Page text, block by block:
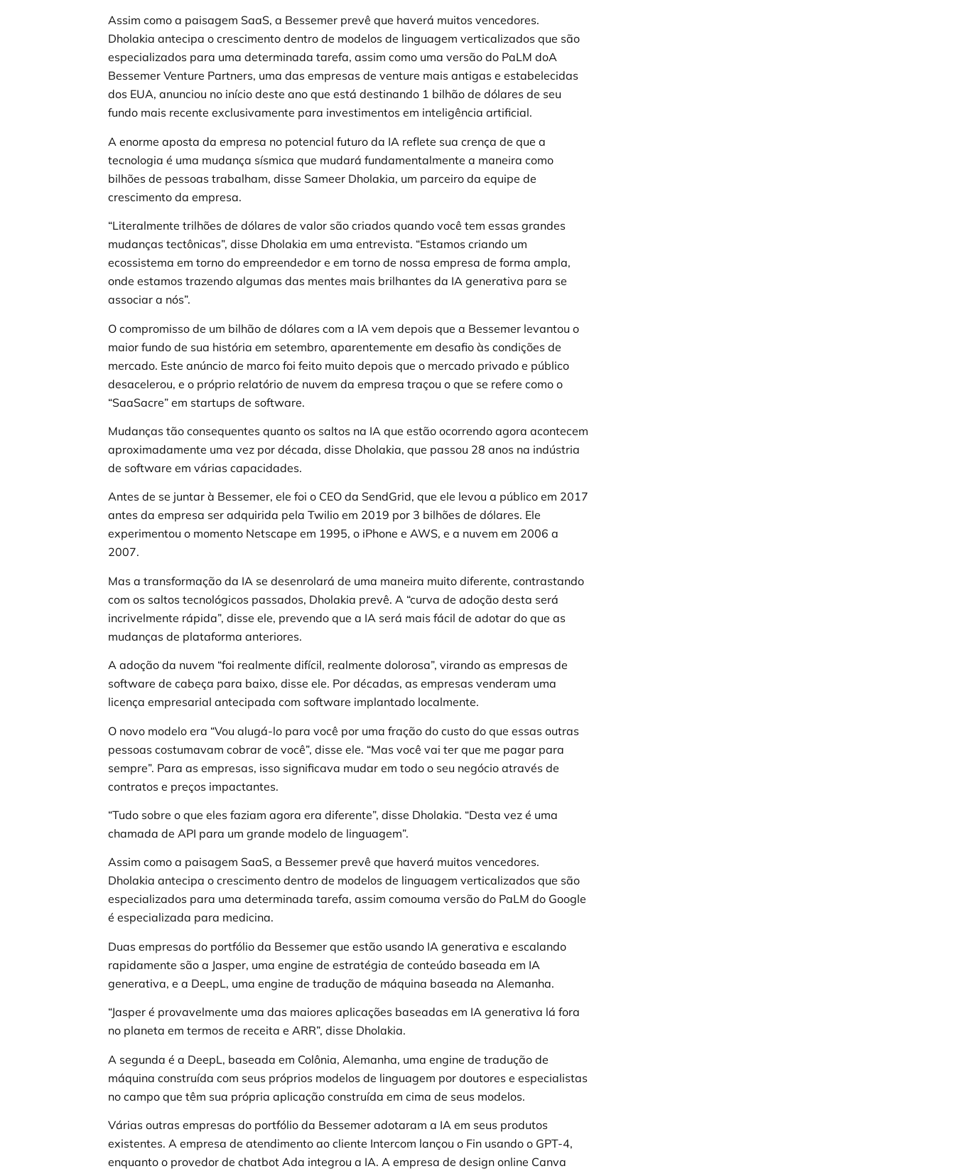
Assim como a paisagem SaaS, a Bessemer prevê que haverá muitos vencedores.
Dholakia antecipa o crescimento dentro de modelos de linguagem verticalizados que são
especializados para uma determinada tarefa, assim como uma versão do PaLM doA
Bessemer Venture Partners, uma das empresas de venture mais antigas e estabelecidas
dos EUA, anunciou no início deste ano que está destinando 1 bilhão de dólares de seu
fundo mais recente exclusivamente para investimentos em inteligência artificial.
A enorme aposta da empresa no potencial futuro da IA reflete sua crença de que a
tecnologia é uma mudança sísmica que mudará fundamentalmente a maneira como
bilhões de pessoas trabalham, disse Sameer Dholakia, um parceiro da equipe de
crescimento da empresa.
“Literalmente trilhões de dólares de valor são criados quando você tem essas grandes
mudanças tectônicas”, disse Dholakia em uma entrevista. “Estamos criando um
ecossistema em torno do empreendedor e em torno de nossa empresa de forma ampla,
onde estamos trazendo algumas das mentes mais brilhantes da IA generativa para se
associar a nós”.
O compromisso de um bilhão de dólares com a IA vem depois que a Bessemer levantou o
maior fundo de sua história em setembro, aparentemente em desafio às condições de
mercado. Este anúncio de marco foi feito muito depois que o mercado privado e público
desacelerou, e o próprio relatório de nuvem da empresa traçou o que se refere como o
“SaaSacre” em startups de software.
Mudanças tão consequentes quanto os saltos na IA que estão ocorrendo agora acontecem
aproximadamente uma vez por década, disse Dholakia, que passou 28 anos na indústria
de software em várias capacidades.
Antes de se juntar à Bessemer, ele foi o CEO da SendGrid, que ele levou a público em 2017
antes da empresa ser adquirida pela Twilio em 2019 por 3 bilhões de dólares. Ele
experimentou o momento Netscape em 1995, o iPhone e AWS, e a nuvem em 2006 a
2007.
Mas a transformação da IA se desenrolará de uma maneira muito diferente, contrastando
com os saltos tecnológicos passados, Dholakia prevê. A “curva de adoção desta será
incrivelmente rápida”, disse ele, prevendo que a IA será mais fácil de adotar do que as
mudanças de plataforma anteriores.
A adoção da nuvem “foi realmente difícil, realmente dolorosa”, virando as empresas de
software de cabeça para baixo, disse ele. Por décadas, as empresas venderam uma
licença empresarial antecipada com software implantado localmente.
O novo modelo era “Vou alugá-lo para você por uma fração do custo do que essas outras
pessoas costumavam cobrar de você”, disse ele. “Mas você vai ter que me pagar para
sempre”. Para as empresas, isso significava mudar em todo o seu negócio através de
contratos e preços impactantes.
“Tudo sobre o que eles faziam agora era diferente”, disse Dholakia. “Desta vez é uma
chamada de API para um grande modelo de linguagem”.
Assim como a paisagem SaaS, a Bessemer prevê que haverá muitos vencedores.
Dholakia antecipa o crescimento dentro de modelos de linguagem verticalizados que são
especializados para uma determinada tarefa, assim comouma versão do PaLM do Google
é especializada para medicina.
Duas empresas do portfólio da Bessemer que estão usando IA generativa e escalando
rapidamente são a Jasper, uma engine de estratégia de conteúdo baseada em IA
generativa, e a DeepL, uma engine de tradução de máquina baseada na Alemanha.
“Jasper é provavelmente uma das maiores aplicações baseadas em IA generativa lá fora
no planeta em termos de receita e ARR”, disse Dholakia.
A segunda é a DeepL, baseada em Colônia, Alemanha, uma engine de tradução de
máquina construída com seus próprios modelos de linguagem por doutores e especialistas
no campo que têm sua própria aplicação construída em cima de seus modelos.
Várias outras empresas do portfólio da Bessemer adotaram a IA em seus produtos
existentes. A empresa de atendimento ao cliente Intercom lançou o Fin usando o GPT-4,
enquanto o provedor de chatbot Ada integrou a IA. A empresa de design online Canva